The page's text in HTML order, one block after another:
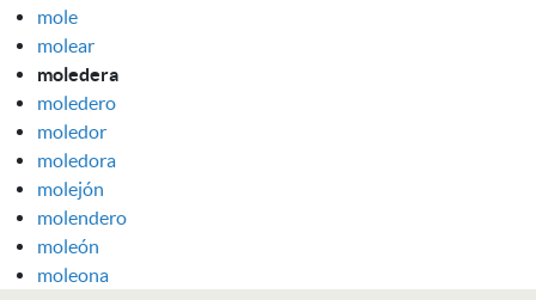
mole
molear
moledera
moledero
moledor
moledora
molejón
molendero
moleón
moleona